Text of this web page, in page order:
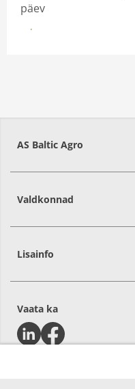
päev
Leia müügiesindaja
AS Baltic Agro
Valdkonnad
Lisainfo
Vaata ka